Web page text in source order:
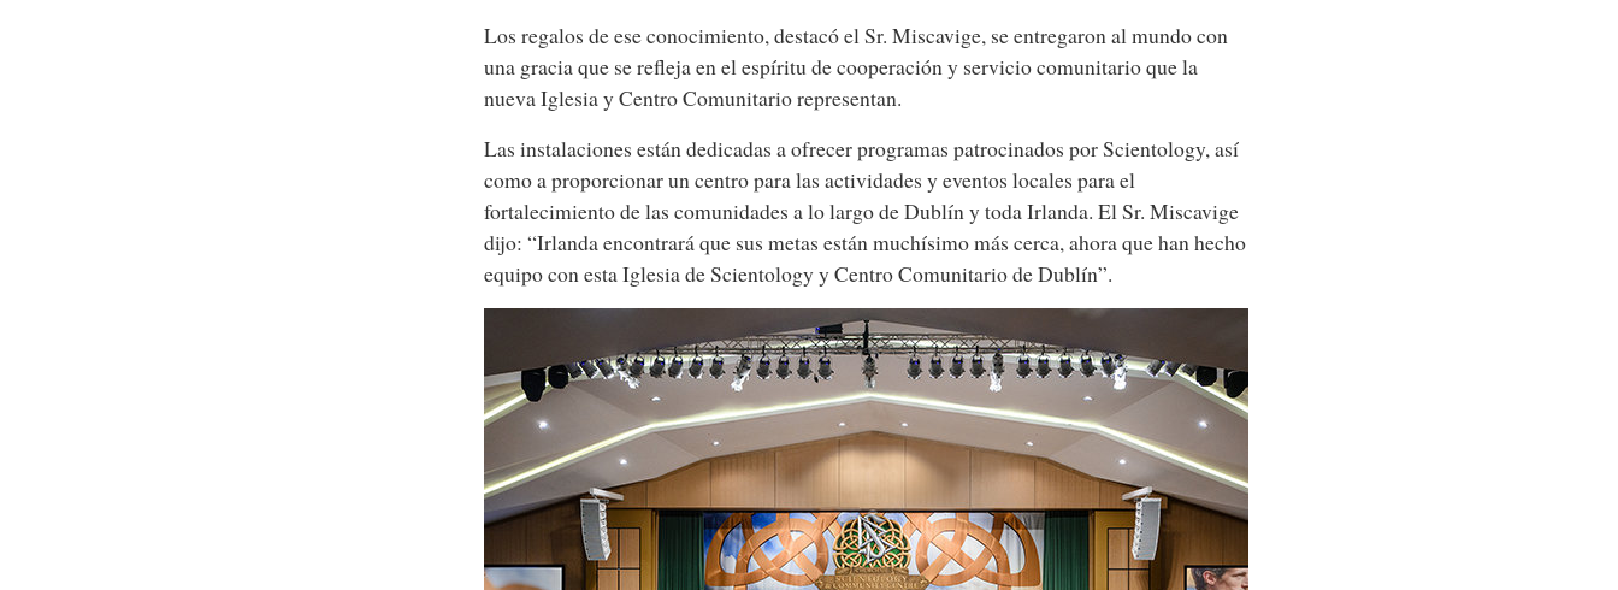
Los regalos de ese conocimiento, destacó el Sr. Miscavige, se entregaron al mundo con
una gracia que se refleja en el espíritu de cooperación y servicio comunitario que la
nueva Iglesia y Centro Comunitario representan.
Las instalaciones están dedicadas a ofrecer programas patrocinados por Scientology, así
como a proporcionar un centro para las actividades y eventos locales para el
fortalecimiento de las comunidades a lo largo de Dublín y toda Irlanda. El Sr. Miscavige
dijo: “Irlanda encontrará que sus metas están muchísimo más cerca, ahora que han hecho
equipo con esta Iglesia de Scientology y Centro Comunitario de Dublín”.